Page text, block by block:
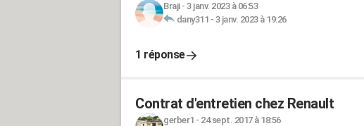
Braji- 3 janv. 2023 à 06:53
dany311 - 3 janv. 2023 à 19:26
1 réponse
Contrat d'entretien chez Renault
gerber1 - 24 sept. 2017 à 18:56